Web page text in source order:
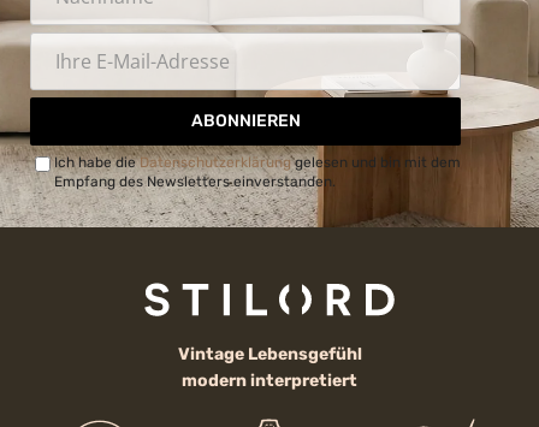
ABONNIEREN
Ich habe dieDatenschutzerklärunggelesen und bin mit dem
Empfang des Newsletters einverstanden.
Vintage Lebensgefühl
modern interpretiert